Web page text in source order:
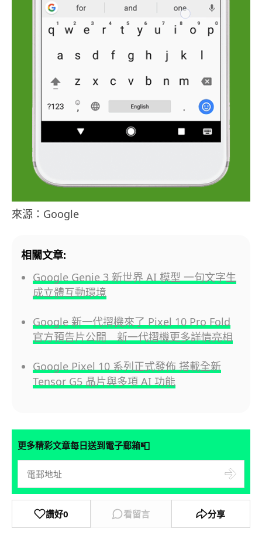
來源：Google
相關文章:
Google Genie 3 新世界 AI 模型 一句文字生
成立體互動環境
Google 新一代摺機來了 Pixel 10 Pro Fold
官方預告片公開 新一代摺機更多詳情亮相
Google Pixel 10 系列正式發佈 搭載全新
Tensor G5 晶片與多項 AI 功能
更多精彩文章每日送到電子郵箱📮
讚好0 看留言 分享